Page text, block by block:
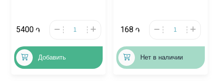
5400 ֏
Добавить
168 ֏
Нет в наличии